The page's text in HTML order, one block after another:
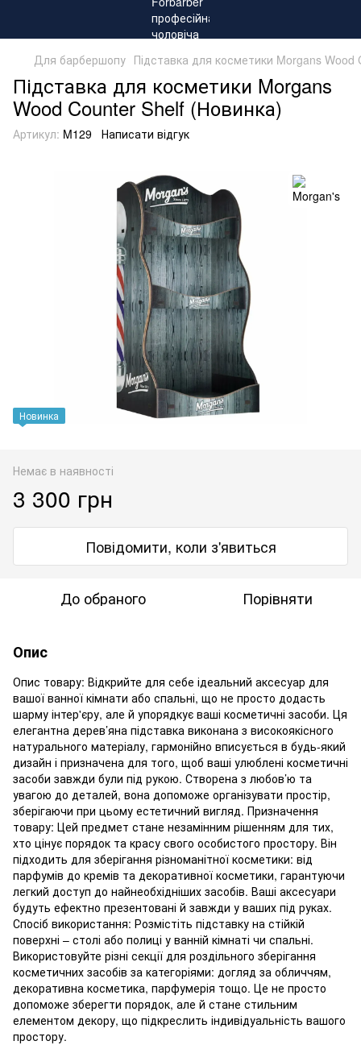
Для барбершопу Підставка для косметики Morgans
Підставка для косметики Morgans
Wood Counter Shelf (Новинка)
Артикул: M129 Написати відгук
Новинка
Немає в наявності
3 300 грн
Повідомити, коли з'явиться
До обраного Порівняти
Опис
Опис товару: Відкрийте для себе ідеальний аксесуар для
вашої ванної кімнати або спальні, що не просто додасть
шарму інтер'єру, але й упорядкує ваші косметичні засоби. Ця
елегантна дерев’яна підставка виконана з високоякісного
натурального матеріалу, гармонійно вписується в будь-який
дизайн і призначена для того, щоб ваші улюблені косметичні
засоби завжди були під рукою. Створена з любов’ю та
увагою до деталей, вона допоможе організувати простір,
зберігаючи при цьому естетичний вигляд. Призначення
товару: Цей предмет стане незамінним рішенням для тих,
хто цінує порядок та красу свого особистого простору. Він
підходить для зберігання різноманітної косметики: від
парфумів до кремів та декоративної косметики, гарантуючи
легкий доступ до найнеобхідніших засобів. Ваші аксесуари
будуть ефектно презентовані й завжди у ваших під руках.
Спосіб використання: Розмістіть підставку на стійкій
поверхні – столі або полиці у ванній кімнаті чи спальні.
Використовуйте різні секції для роздільного зберігання
косметичних засобів за категоріями: догляд за обличчям,
декоративна косметика, парфумерія тощо. Це не просто
допоможе зберегти порядок, але й стане стильним
елементом декору, що підкреслить індивідуальність вашого
простору.